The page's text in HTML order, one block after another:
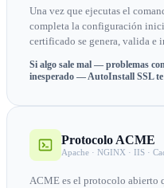
Una vez que ejecutas el
completa la configuración
certificado se genera, valida e
Si algo sale mal — problemas
inesperado — AutoInstall SSL
Protocolo ACME
Apache · NGINX · IIS ·
ACME es el protocolo abierto